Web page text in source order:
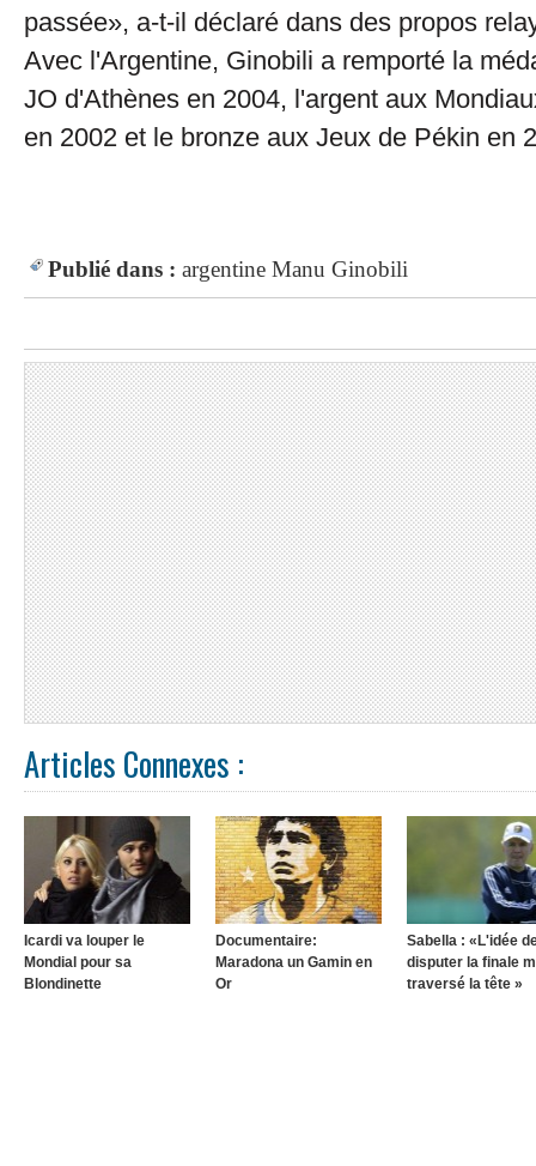
passée», a-t-il déclaré dans des propos
Avec l'Argentine, Ginobili a remporté la
JO d'Athènes en 2004, l'argent aux
en 2002 et le bronze aux Jeux de Pékin en
Publié dans : argentine Manu Ginobili
Articles Connexes :
Icardi va louper le
Mondial pour sa
Blondinette
Documentaire:
Maradona un Gamin en
Or
Sabella : «L'idée
disputer la finale
traversé la tête »